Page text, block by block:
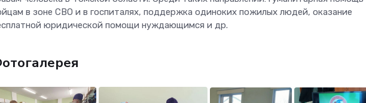
в зоне СВО и в госпиталях, поддержка одиноких пожилых людей, оказание
юридической помощи нуждающимся и др.